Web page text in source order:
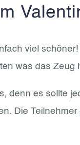
viel schöner!
was das Zeug
denn es sollte
Die Teilnehmer